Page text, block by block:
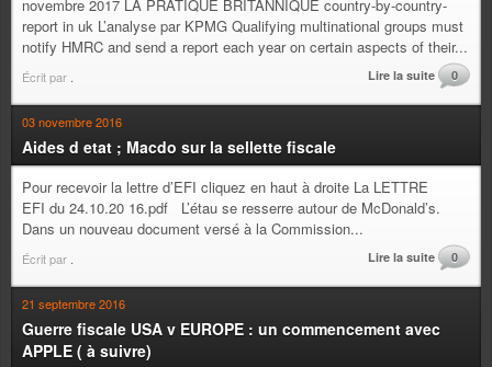
novembre 2017 LA PRATIQUE BRITANNIQUE country-by-country-
report in uk L’analyse par KPMG Qualifying multinational groups must
notify HMRC and send a report each year on certain aspects of their...
Écrit par Lire la suite 0
03 novembre 2016
Aides d etat ; Macdo sur la sellette fiscale
Pour recevoir la lettre d’EFI cliquez en haut à droite La LETTRE
EFI du 24.10.20 16.pdf L’étau se resserre autour de McDonald’s.
Dans un nouveau document versé à la Commission...
Écrit par Lire la suite 0
21 septembre 2016
Guerre fiscale USA v EUROPE : un commencement avec
APPLE ( à suivre)